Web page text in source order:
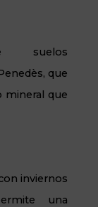
suelos
que
mineral que
inviernos
una